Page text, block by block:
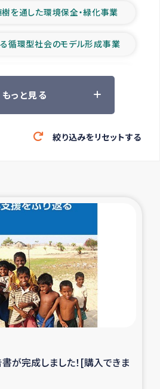
を通した環境保全・緑化事業
循環型社会のモデル形成事業
アー参加者の声
緊急救援の時代
モール豪雨緊急支援
よる洪水被災者支援
オ生産者支援事業
民・帰還民の生活再建支援
けるシリア難民支援事業
ラウェシの地震・津波被災者支援
もっと見る
絞り込みをリセットする
が完成しました！[購入できま